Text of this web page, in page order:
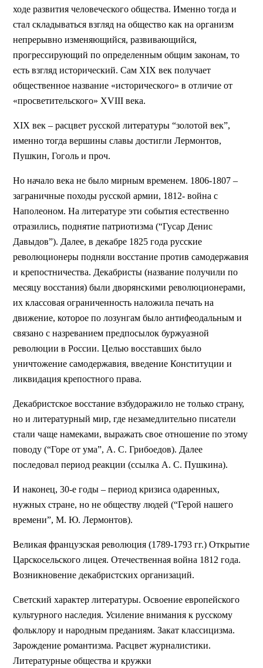
ходе развития человеческого общества. Именно тогда и
стал складываться взгляд на общество как на организм
непрерывно изменяющийся, развивающийся,
прогрессирующий по определенным общим законам, то
есть взгляд исторический. Сам XIX век получает
общественное название «исторического» в отличие от
«просветительского» XVIII века.
XIX век – расцвет русской литературы “золотой век”,
именно тогда вершины славы достигли Лермонтов,
Пушкин, Гоголь и проч.
Но начало века не было мирным временем. 1806-1807 –
заграничные походы русской армии, 1812- война с
Наполеоном. На литературе эти события естественно
отразились, поднятие патриотизма (“Гусар Денис
Давыдов”). Далее, в декабре 1825 года русские
революционеры подняли восстание против самодержавия
и крепостничества. Декабристы (название получили по
месяцу восстания) были дворянскими революционерами,
их классовая ограниченность наложила печать на
движение, которое по лозунгам было антифеодальным и
связано с назреванием предпосылок буржуазной
революции в России. Целью восставших было
уничтожение самодержавия, введение Конституции и
ликвидация крепостного права.
Декабристское восстание взбудоражило не только страну,
но и литературный мир, где незамедлительно писатели
стали чаще намеками, выражать свое отношение по этому
поводу (“Горе от ума”, А. С. Грибоедов). Далее
последовал период реакции (ссылка А. С. Пушкина).
И наконец, 30-е годы – период кризиса одаренных,
нужных стране, но не обществу людей (“Герой нашего
времени”, М. Ю. Лермонтов).
Великая французская революция (1789-1793 гг.) Открытие
Царскосельского лицея. Отечественная война 1812 года.
Возникновение декабристских организаций.
Светский характер литературы. Освоение европейского
культурного наследия. Усиление внимания к русскому
фольклору и народным преданиям. Закат классицизма.
Зарождение романтизма. Расцвет журналистики.
Литературные общества и кружки